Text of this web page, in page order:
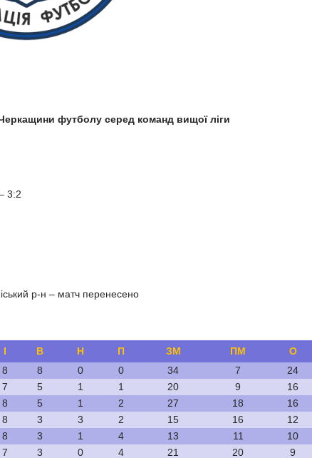
футболу серед команд вищої ліги
3:2
р-н – матч перенесено
І В Н П ЗМ ПМ
О
8 8 0 0 34 7
24
7 5 1 1 20 9
16
8 5 1 2 27 18
16
8 3 3 2 15 16
12
8 3 1 4 13 11
10
7 3 0 4 21 20 9